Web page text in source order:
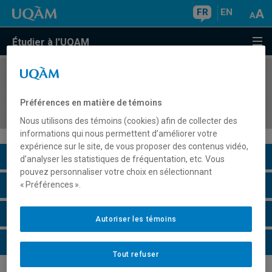
FR EN
Étudier à l'UQAM
COURS//
massives
Description du cours
Horaire - Été 2026
Horaire - Automne 2026
Horaire - Hiver 2027
Préférences en matière de témoins
Nous utilisons des témoins (cookies) afin de collecter des
informations qui nous permettent d’améliorer votre
expérience sur le site, de vous proposer des contenus vidéo,
d’analyser les statistiques de fréquentation, etc. Vous
pouvez personnaliser votre choix en sélectionnant
« Préférences ».
Tout refuser
Autoriser les témoins